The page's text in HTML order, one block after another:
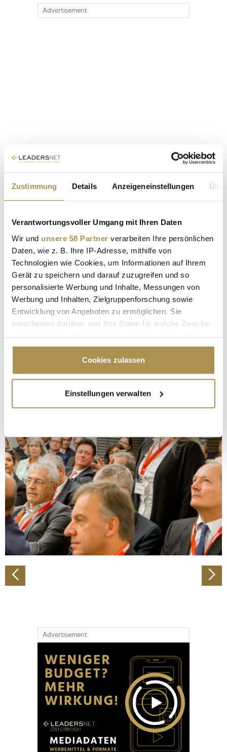
Zustimmung Details Anzeigeneinstellungen
Verantwortungsvoller Umgang mit Ihren Daten
Wir und unsere 58 Partner verarbeiten Ihre persönlichen
Daten, wie z. B. Ihre IP-Adresse, mithilfe von
Technologien wie Cookies, um Informationen auf Ihrem
Gerät zu speichern und darauf zuzugreifen und so
personalisierte Werbung und Inhalte, Messungen von
Werbung und Inhalten, Zielgruppenforschung sowie
Entwicklung von Angeboten zu ermöglichen. Sie
entscheiden darüber, wer Ihre Daten für welche Zwecke
Cookie-Erklärung oder durch Klicken auf das Privacy
Trigger Symbol ändern oder widerrufen
Informationen über Ihre geografische Lage
erfassen, welche bis auf einige Meter genau sein
bestimmten Merkmalen (Fingerprinting) identifizieren
Erfahren Sie mehr darüber, wie Ihre persönlichen Daten
verarbeitet werden, und legen Sie Ihre Präferenzen im
Abschnitt Einzelheitenfest.
Wir verwenden Cookies, um Inhalte und Anzeigen zu
personalisieren, Funktionen für soziale Medien anbieten
zu können und die Zugriffe auf unsere Website zu
analysieren. Außerdem geben wir Informationen zu Ihrer
Verwendung unserer Website an unsere Partner für
soziale Medien, Werbung und Analysen weiter. Unsere
Partner führen diese Informationen möglicherweise mit
Cookies zulassen
Einstellungen verwalten
Advertisement
Advertisement